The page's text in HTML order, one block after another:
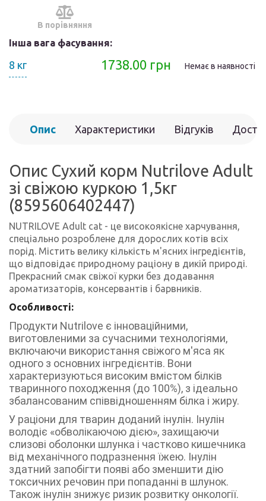
В порівняння
Інша вага фасування:
8 кг 1738.00 грн Немає в наявності
Опис Характеристики Відгуків
Опис Сухий корм Nutrilove Adult
зі свіжою куркою 1,5кг
(8595606402447)
NUTRILOVE Adult cat - це високоякісне харчування,
спеціально розроблене для дорослих котів всіх
порід. Містить велику кількість м'ясних інгредієнтів,
що відповідає природному раціону в дикій природі.
Прекрасний смак свіжої курки без додавання
ароматизаторів, консервантів і барвників.
Особливості:
Продукти Nutrilove є інноваційними,
виготовленими за сучасними технологіями,
включаючи використання свіжого м'яса як
одного з основних інгредієнтів. Вони
характеризуються високим вмістом білків
тваринного походження (до 100%), з ідеально
збалансованим співвідношенням білка і жиру.
У раціони для тварин доданий інулін. Інулін
володіє «обволікаючою дією», захищаючи
слизові оболонки шлунка і частково кишечника
від механічного подразнення їжею. Інулін
здатний запобігти появі або зменшити дію
токсичних речовин при попаданні в шлунок.
Також інулін знижує ризик розвитку онкології.